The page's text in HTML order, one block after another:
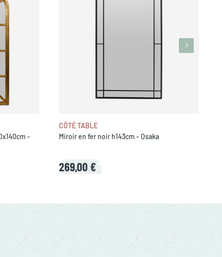
-
CÔTÉ TABLE
Miroir en fer noir h143cm - Osaka
269,00 €